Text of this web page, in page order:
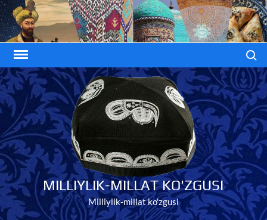
Skip
to
content
MILLIYLIK-MILLAT KO'ZGUSI
Milliylik-millat ko'zgusi